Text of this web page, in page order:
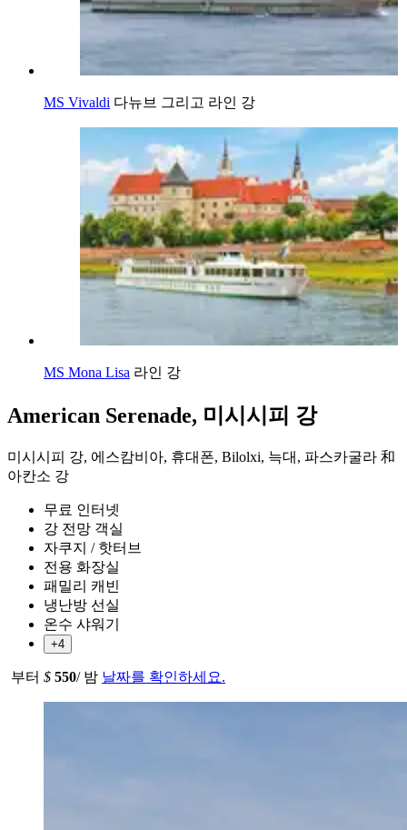
MS Vivaldi 다뉴브 그리고 라인 강
MS Mona Lisa 라인 강
American Serenade, 미시시피 강
미시시피 강, 에스캄비아, 휴대폰, Bilolxi, 늑대, 파스카굴라 和
아칸소 강
무료 인터넷
강 전망 객실
자쿠지 / 핫터브
전용 화장실
패밀리 캐빈
냉난방 선실
온수 샤워기
+4
부터 $ 550/ 밤 날짜를 확인하세요.